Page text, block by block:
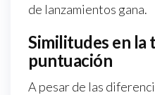
de lanzamientos gana.
Similitudes en la
puntuación
A pesar de las